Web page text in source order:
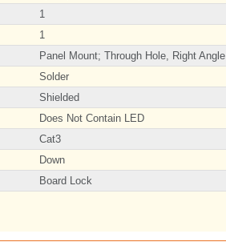
1
1
Panel Mount; Through Hole, Right Angle
Solder
Shielded
Does Not Contain LED
Cat3
Down
Board Lock